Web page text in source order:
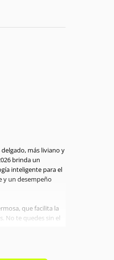
más liviano y
brinda un
inteligente para el
y un desempeño
que facilita la
No te quedes sin el